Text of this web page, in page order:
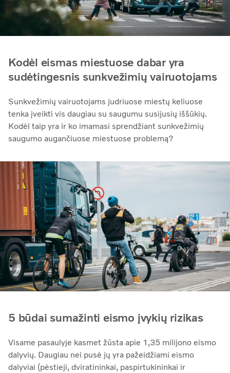
Kodėl eismas miestuose dabar yra
sudėtingesnis sunkvežimių vairuotojams
Sunkvežimių vairuotojams judriuose miestų keliuose
tenka įveikti vis daugiau su saugumu susijusių iššūkių.
Kodėl taip yra ir ko imamasi sprendžiant sunkvežimių
saugumo augančiuose miestuose problemą?
5 būdai sumažinti eismo įvykių rizikas
Visame pasaulyje kasmet žūsta apie 1,35 milijono eismo
dalyvių. Daugiau nei pusė jų yra pažeidžiami eismo
dalyviai (pėstieji, dviratininkai, paspirtukininkai ir